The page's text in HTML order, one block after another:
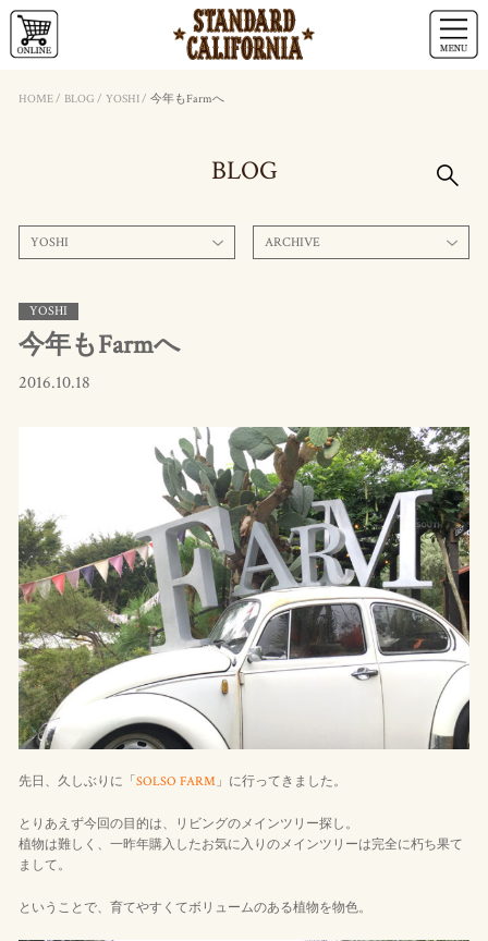
HOME/ BLOG / YOSHI/ 今年もFarmへ
BLOG
YOSHI ARCHIVE
YOSHI
今年もFarmへ
2016.10.18
先日、久しぶりに「SOLSO FARM 」に行ってきました。
とりあえず今回の目的は、リビングのメインツリー探し。
植物は難しく、一昨年購入したお気に入りのメインツリーは完全に朽ち果て
まして。
ということで、育てやすくてボリュームのある植物を物色。